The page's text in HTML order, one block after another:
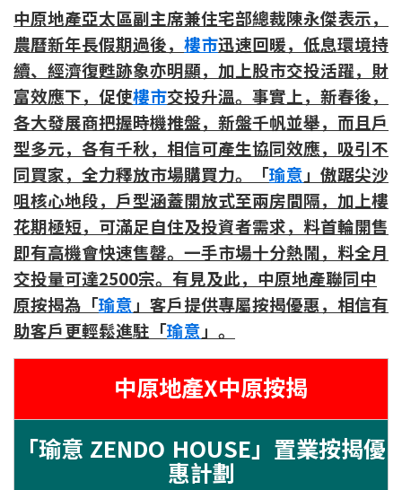
中原地產亞太區副主席兼住宅部總裁陳永傑表示，
農曆新年長假期過後， 樓市迅速回暖，低息環境持
續、經濟復甦跡象亦明顯，加上股市交投活躍，財
富效應下，促使樓市交投升溫。事實上，新春後，
各大發展商把握時機推盤，新盤千帆並舉，而且戶
型多元，各有千秋，相信可產生協同效應，吸引不
同買家，全力釋放市場購買力。「瑜意」傲踞尖沙
咀核心地段，戶型涵蓋開放式至兩房間隔，加上樓
花期極短，可滿足自住及投資者需求，料首輪開售
即有高機會快速售罄。一手市場十分熱鬧，料全月
交投量可達2500宗。有見及此，中原地產聯同中
原按揭為「瑜意」客戶提供專屬按揭優惠，相信有
助客戶更輕鬆進駐「瑜意」。
中原地產X中原按揭
「瑜意 ZENDO HOUSE」置業按揭優
惠計劃